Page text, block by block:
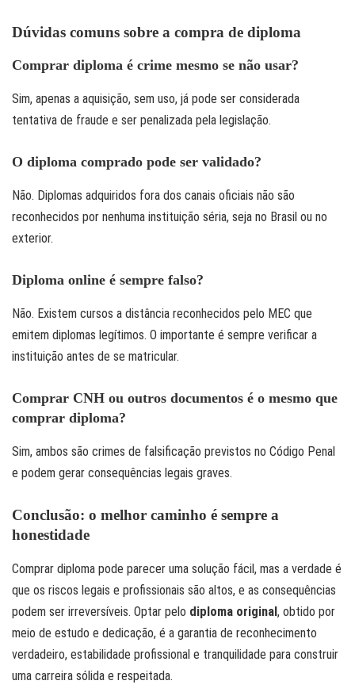
Dúvidas comuns sobre a compra de diploma
Comprar diploma é crime mesmo se não usar?
Sim, apenas a aquisição, sem uso, já pode ser considerada
tentativa de fraude e ser penalizada pela legislação.
O diploma comprado pode ser validado?
Não. Diplomas adquiridos fora dos canais oficiais não são
reconhecidos por nenhuma instituição séria, seja no Brasil ou no
exterior.
Diploma online é sempre falso?
Não. Existem cursos a distância reconhecidos pelo MEC que
emitem diplomas legítimos. O importante é sempre verificar a
instituição antes de se matricular.
Comprar CNH ou outros documentos é o mesmo que
comprar diploma?
Sim, ambos são crimes de falsificação previstos no Código Penal
e podem gerar consequências legais graves.
Conclusão: o melhor caminho é sempre a
honestidade
Comprar diploma pode parecer uma solução fácil, mas a verdade é
que os riscos legais e profissionais são altos, e as consequências
podem ser irreversíveis. Optar pelo diploma original, obtido por
meio de estudo e dedicação, é a garantia de reconhecimento
verdadeiro, estabilidade profissional e tranquilidade para construir
uma carreira sólida e respeitada.